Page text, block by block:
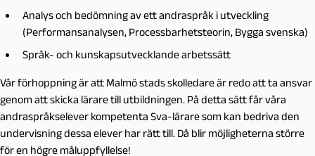
Analys och bedömning av ett andraspråk i utveckling
(Performansanalysen, Processbarhetsteorin, Bygga svenska)
Språk- och kunskapsutvecklande arbetssätt
Vår förhoppning är att Malmö stads skolledare är redo att ta ansvar
genom att skicka lärare till utbildningen. På detta sätt får våra
andraspråkselever kompetenta Sva-lärare som kan bedriva den
undervisning dessa elever har rätt till. Då blir möjligheterna större
för en högre måluppfyllelse!